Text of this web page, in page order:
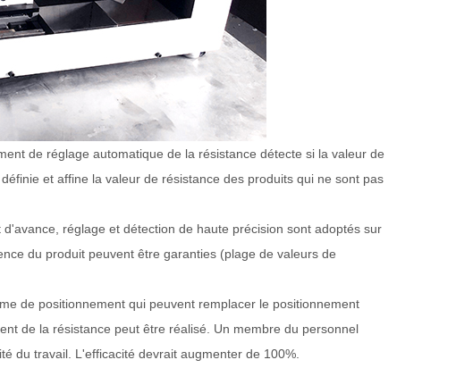
de réglage automatique de la résistance détecte si la valeur de
et affine la valeur de résistance des produits qui ne sont pas
réglage et détection de haute précision sont adoptés sur
du produit peuvent être garanties (plage de valeurs de
de positionnement qui peuvent remplacer le positionnement
de la résistance peut être réalisé. Un membre du personnel
du travail. L'efficacité devrait augmenter de 100%.